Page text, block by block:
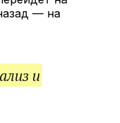
— на
и